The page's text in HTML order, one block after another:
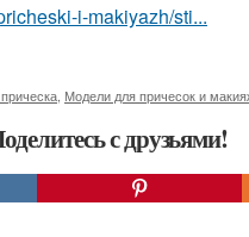
i-makiyazh/sti...
Модели для причесок и
с друзьями!